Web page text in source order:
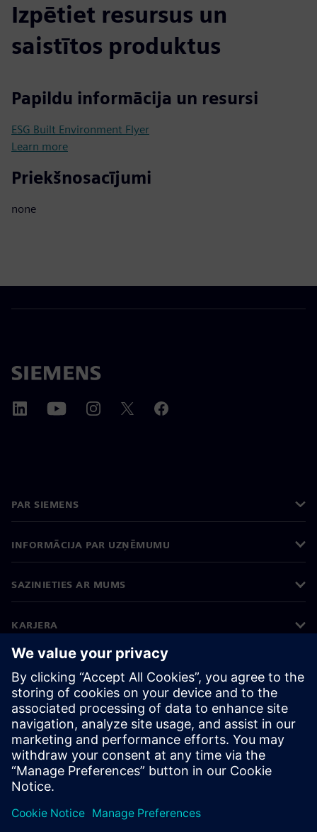
Izpētiet resursus un
saistītos produktus
Papildu informācija un resursi
ESG Built Environment Flyer
Learn more
Priekšnosacījumi
none
PAR SIEMENS
INFORMĀCIJA PAR UZŅĒMUMU
SAZINIETIES AR MUMS
KARJERA
©Siemens 2026
Korporatīvā informācija
Privātuma politika
Sīkdatņu iestatījumi
Lietošanas noteikumi